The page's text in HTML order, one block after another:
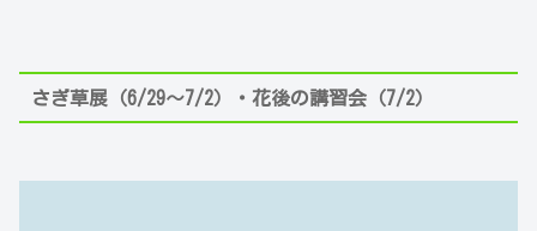
さぎ草展（6/29～7/2）・花後の講習会（7/2）